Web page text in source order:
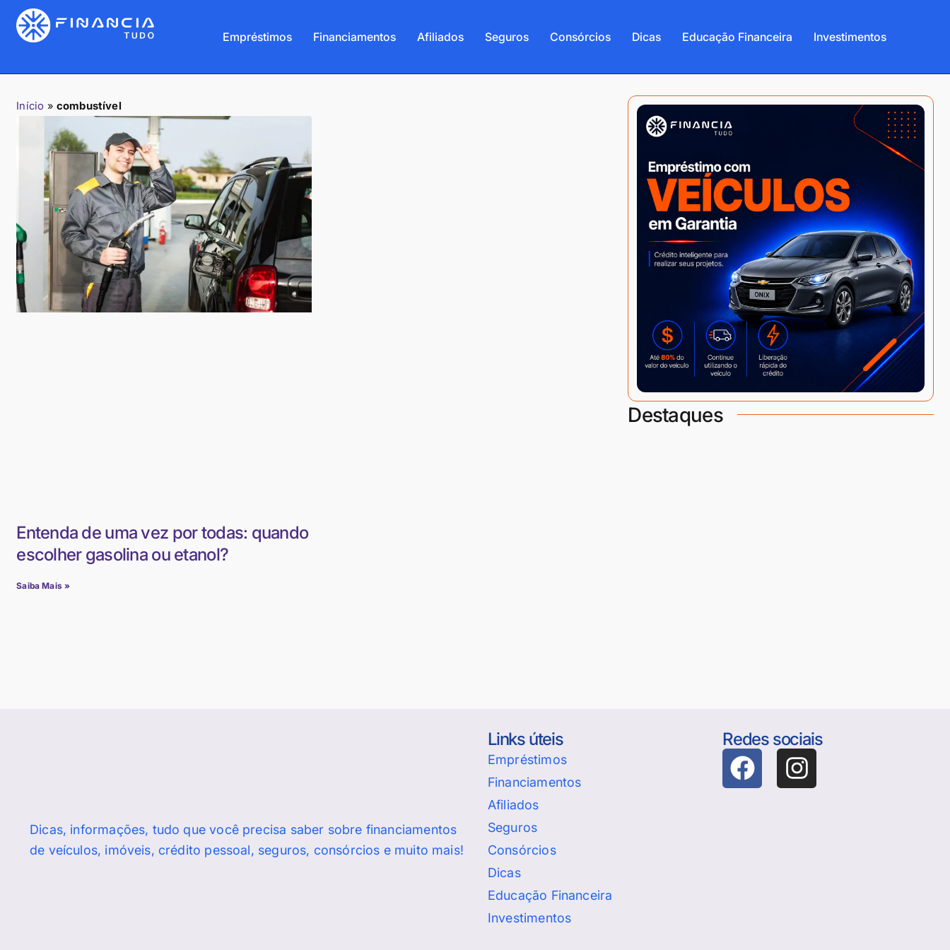
Empréstimos Financiamentos Afiliados Seguros Consórcios Dicas Educação Financeira Investimentos
Início » combustível
Entenda de uma vez por todas: quando
escolher gasolina ou etanol?
Saiba Mais »
Destaques
Dicas, informações, tudo que você precisa saber sobre financiamentos
de veículos, imóveis, crédito pessoal, seguros, consórcios e muito mais!
Links úteis
Empréstimos
Financiamentos
Afiliados
Seguros
Consórcios
Dicas
Educação Financeira
Investimentos
Redes sociais